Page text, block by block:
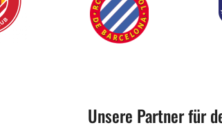
Unsere Partner für